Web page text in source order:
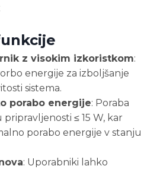
z visokim izkoristkom:
energije za izboljšanje
sistema.
porabo energije: Poraba
≤ 15 W, kar
porabo energije v stanju
: Uporabniki lahko